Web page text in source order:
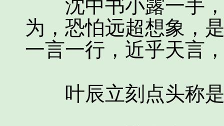
沈中书小露一手，
为，恐怕远超想象，
一言一行，近乎天言
叶辰立刻点头称